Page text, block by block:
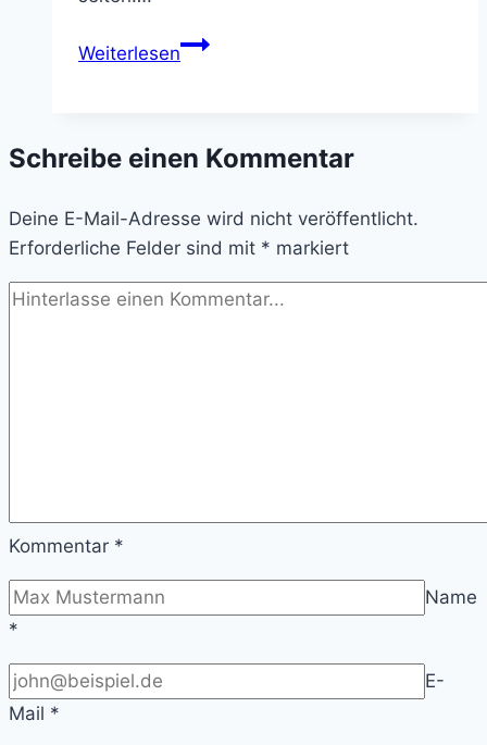
WeiterlesenWarum
arbeite.
warum
das
für
dich
Schreibe einen Kommentar
Deine E-Mail-Adresse wird nicht veröffentlicht.
Erforderliche Felder sind mit * markiert
Kommentar *
Name
*
E-
Mail *